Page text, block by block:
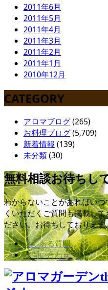
2011年6月
2011年5月
2011年4月
2011年3月
2011年2月
2011年1月
2010年12月
CATEGORY
アロマブログ(265)
お料理ブログ(5,709)
新着情報 (139)
未分類(30)
無料相談お待ちし
わからないことがあればい
くいただくご質問も掲載し
ださい。お待ちしております
よくある質問
お問い合わせ